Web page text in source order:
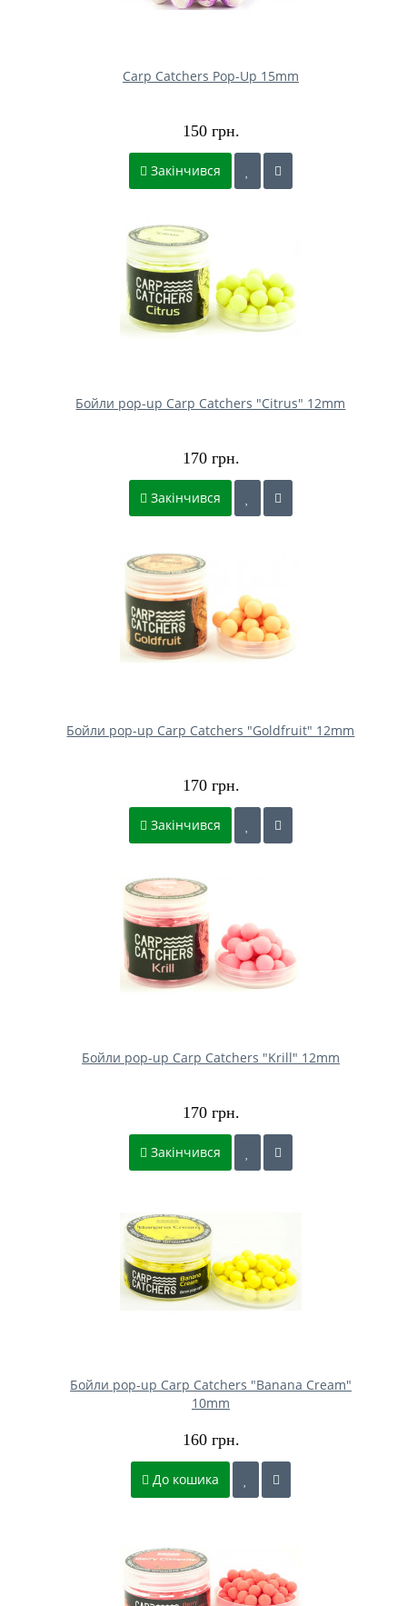
Carp Catchers Pop-Up 15mm
150 грн.
Закінчився
Бойли pop-up Carp Catchers "Citrus" 12mm
170 грн.
Закінчився
Бойли pop-up Carp Catchers "Goldfruit" 12mm
170 грн.
Закінчився
Бойли pop-up Carp Catchers "Krill" 12mm
170 грн.
Закінчився
Бойли pop-up Carp Catchers "Banana Cream"
10mm
160 грн.
До кошика